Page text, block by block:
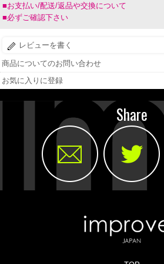
■お支払い/配送/返品や交換について
■必ずご確認下さい
レビューを書く
商品についてのお問い合わせ
お気に入りに登録
Share